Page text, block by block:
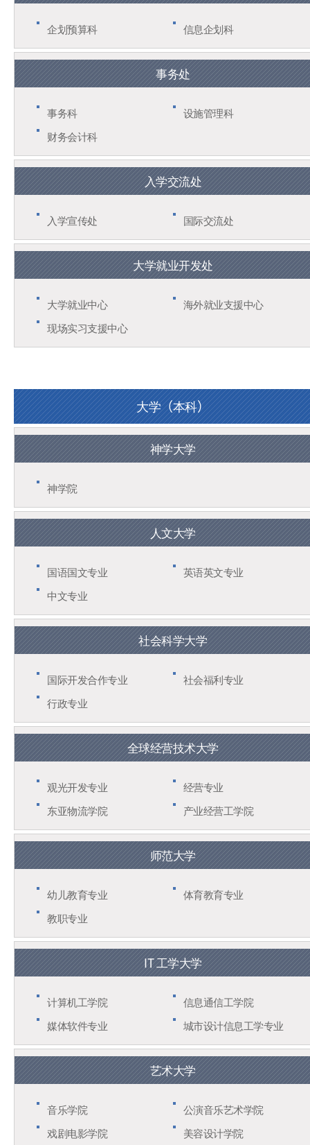
企划预算科 信息企划科
事务处
事务科
设施管理科
财务会计科
入学交流处
入学宣传处 国际交流处
大学就业开发处
大学就业中心
海外就业支援中心
现场实习支援中心
大学（本科）
神学大学
神学院
人文大学
国语国文专业
英语英文专业
中文专业
社会科学大学
国际开发合作专业
社会福利专业
行政专业
全球经营技术大学
观光开发专业
经营专业
东亚物流学院
产业经营工学院
师范大学
幼儿教育专业
体育教育专业
教职专业
IT 工学大学
计算机工学院
信息通信工学院
媒体软件专业
城市设计信息工学专业
艺术大学
音乐学院
公演音乐艺术学院
戏剧电影学院
美容设计学院